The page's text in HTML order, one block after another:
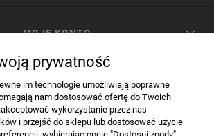
MOJE KONTO
INFORMACJE
prywatność
im technologie umożliwiają poprawne
nam dostosować ofertę do Twoich
wykorzystanie przez nas
i przejść do sklepu lub dostosować użycie